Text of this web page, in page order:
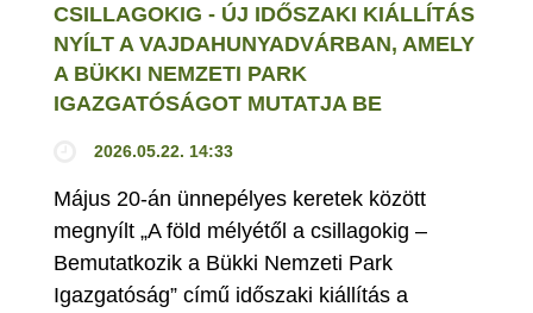
CSILLAGOKIG - ÚJ IDŐSZAKI KIÁLLÍTÁS
NYÍLT A VAJDAHUNYADVÁRBAN, AMELY
A BÜKKI NEMZETI PARK
IGAZGATÓSÁGOT MUTATJA BE
2026.05.22. 14:33
Május 20-án ünnepélyes keretek között
megnyílt „A föld mélyétől a csillagokig –
Bemutatkozik a Bükki Nemzeti Park
Igazgatóság” című időszaki kiállítás a